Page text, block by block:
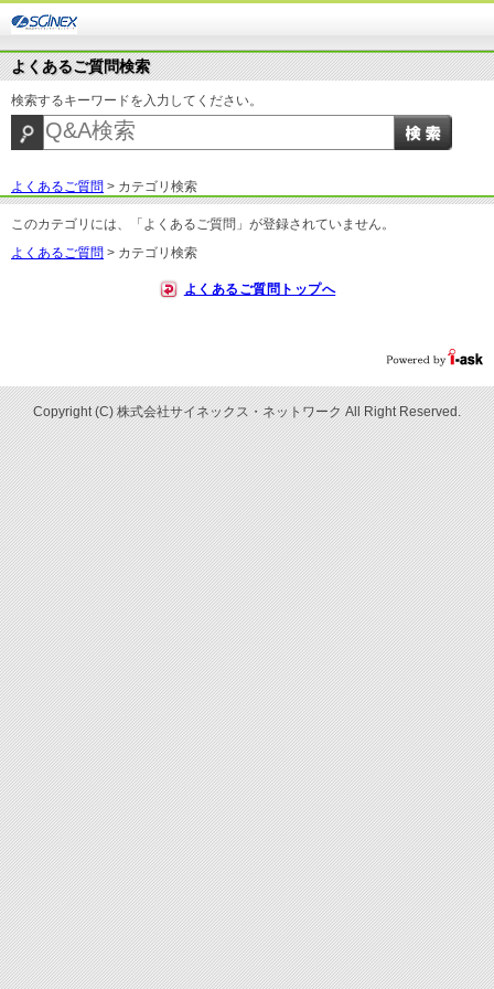
よくあるご質問検索
検索するキーワードを入力してください。
よくあるご質問 > カテゴリ検索
このカテゴリには、「よくあるご質問」が登録されていません。
よくあるご質問 > カテゴリ検索
よくあるご質問トップへ
Copyright (C) 株式会社サイネックス・ネットワーク All Right Reserved.